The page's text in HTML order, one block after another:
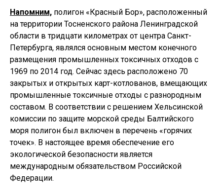
Напомним, полигон «Красный Бор», расположенный
на территории Тосненского района Ленинградской
области в тридцати километрах от центра Санкт-
Петербурга, являлся основным местом конечного
размещения промышленных токсичных отходов с
1969 по 2014 год. Сейчас здесь расположено 70
закрытых и открытых карт-котлованов, вмещающих
промышленные токсичные отходы с разнородным
составом. В соответствии с решением Хельсинской
комиссии по защите морской среды Балтийского
моря полигон был включен в перечень «горячих
точек». В настоящее время обеспечение его
экологической безопасности является
международным обязательством Российской
Федерации.